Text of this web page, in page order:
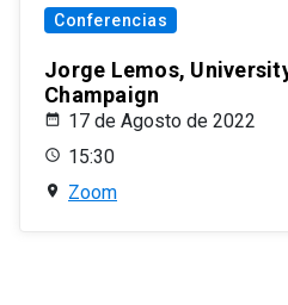
Conferencias
Jorge Lemos,
Champaign
17 de Agosto de 2022
15:30
Zoom